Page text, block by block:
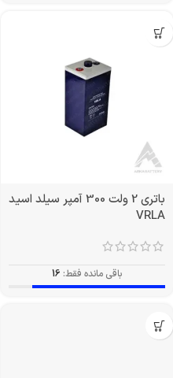
باتری 2 ولت 300 آمپر سیلد اسید
VRLA
باقی مانده فقط: 16